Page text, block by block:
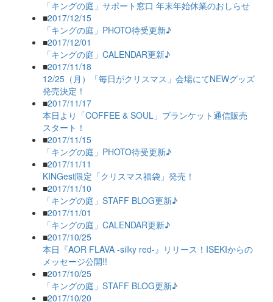
「キングの庭」サポート窓口 年末年始休業のおしらせ
■2017/12/15
「キングの庭」PHOTO待受更新♪
■2017/12/01
「キングの庭」CALENDAR更新♪
■2017/11/18
12/25（月）「毎日がクリスマス」会場にてNEWグッズ
発売決定！
■2017/11/17
本日より「COFFEE & SOUL」ブランケット通信販売
スタート！
■2017/11/15
「キングの庭」PHOTO待受更新♪
■2017/11/11
KINGest限定「クリスマス福袋」発売！
■2017/11/10
「キングの庭」STAFF BLOG更新♪
■2017/11/01
「キングの庭」CALENDAR更新♪
■2017/10/25
本日『AOR FLAVA -silky red-』リリース！ISEKIからの
メッセージ公開!!
■2017/10/25
「キングの庭」STAFF BLOG更新♪
■2017/10/20